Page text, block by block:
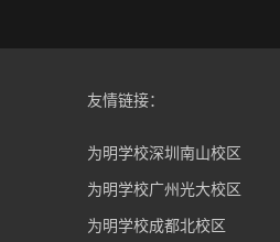
友情链接：
为明学校深圳南山校区
为明学校广州光大校区
为明学校成都北校区